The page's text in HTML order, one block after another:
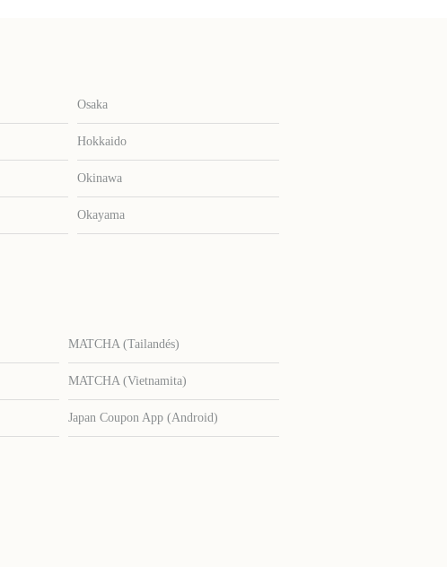
Osaka
Hokkaido
Okinawa
Okayama
MATCHA (Tailandés)
MATCHA (Vietnamita)
Japan Coupon App (Android)